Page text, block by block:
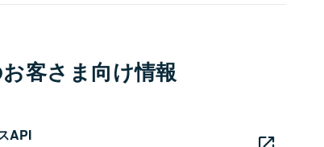
客さま向け情報
API